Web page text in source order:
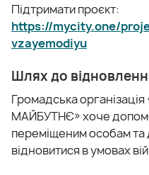
Підтримати проєкт:
https://mycity.one/
vzayemodiyu
Шлях до
Громадська
МАЙБУТНЄ» хоче
переміщеним особам та
відновитися в умовах